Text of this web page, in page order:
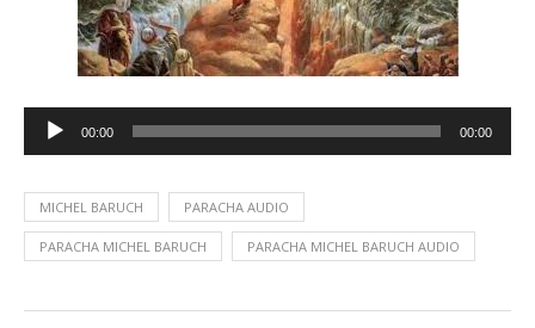
Lecteur
audio
00:00 00:00
MICHEL BARUCH PARACHA AUDIO
PARACHA MICHEL BARUCH PARACHA MICHEL BARUCH AUDIO